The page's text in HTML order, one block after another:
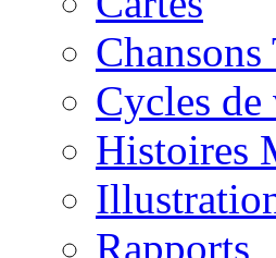
Cycles de
Histoires
Rapports